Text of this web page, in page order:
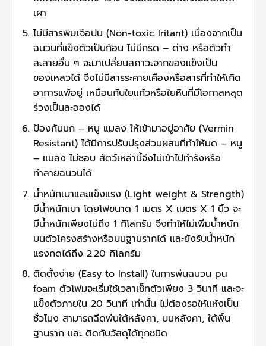
เผา
ไม่มีสารพิษเจือปน (Non-toxic Iritant) เนื่องจากเป็น
ฉนวนที่แข็งตัวเป็นก้อน ไม่มีกรด – ด่าง หรือตัวทำ
ละลายอื่น ๆ จะมาเปลี่ยนสภาวะจากของแข็งเป็น
ของเหลวได้ จึงไม่มีสารระคายเคืองหรือสารที่ทำให้เกิด
อาการแพ้อยู่ เหมือนกับใยแก้วหรือใยหินที่มีโอกาสหลุด
ร่วงเป็นละอองได้
ป้องกันนก – หนู แมลง ให้เข้ามาอยู่อาศัย (Vermin
Resistant) ได้มีการปรับปรุงส่วนผสมที่ทำให้มด – หนู
– แมลง ไม่ชอบ สัตว์เหล่านี้จึงไม่เข้าไปทำรังหรือ
ทำลายฉนวนได้
น้ำหนักเบาและแข็งแรง (Light weight & Strength)
มีน้ำหนักเบา โดยโฟขนาด 1 เมตร X เมตร X 1 นิ้ว จะ
มีน้ำหนักเพียงไม่ถึง 1 กิโลกรัม จึงทำให้ไม่เพิ่มน้ำหนัก
บนตัวโครงสร้างหรือบนฐานรากได้ และยังรับน้ำหนัก
แรงกดได้ถึง 2.20 กิโลกรัม
ติดตั้งง่าย (Easy to Install) ในการพ่นฉนวน pu
foam ตัวโฟมจะเริ่มใช้เวลาเซ็ทตัวเพียง 3 วินาที และจะ
แข็งตัวภายใน 20 วินาที เท่านั้น ไม่ต้องรอให้แห้งเป็น
ชั่วโมง สามารถฉีดพ่นใต้หลังคา, บนหลังคา, ใต้พื้น
ฐานราก และ ติดกับวัสดุได้ทุกชนิด